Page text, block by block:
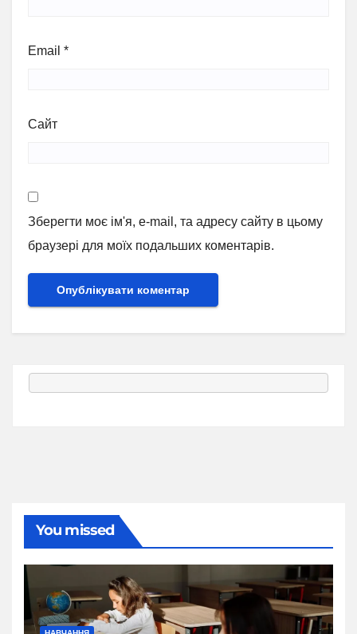
Email *
Сайт
Зберегти моє ім'я, e-mail, та адресу сайту в цьому
браузері для моїх подальших коментарів.
You missed